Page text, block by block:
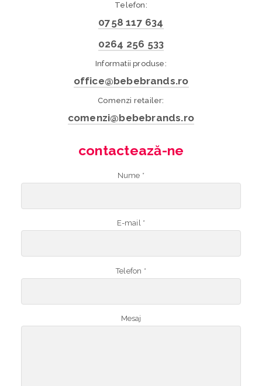
Telefon:
0758 117 634
0264 256 533
Informatii produse:
office@bebebrands.ro
Comenzi retailer:
comenzi@bebebrands.ro
contactează-ne
Nume *
E-mail *
Telefon *
Mesaj